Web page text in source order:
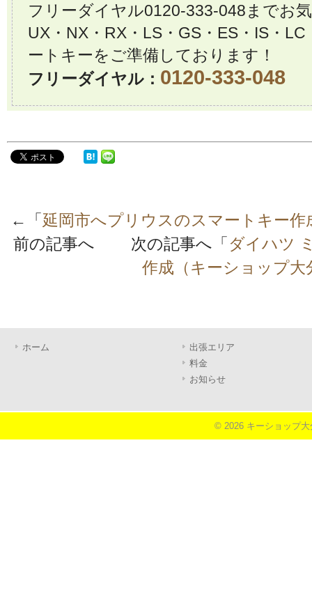
フリーダイヤル0120-333-048までお
UX・NX・RX・LS・GS・ES・IS・
ートキーをご準備しております！
フリーダイヤル： 0120-333-048
←「延岡市へプリウスのスマートキー
前の記事へ 次の記事へ「ダイハツ
作成（キーショップ大
ホーム
出張エリア
料金
お知らせ
© 2026 キーショップ